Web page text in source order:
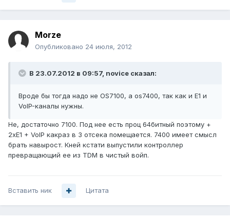
Morze
Опубликовано 24 июля, 2012
В 23.07.2012 в 09:57, novice сказал:
Вроде бы тогда надо не OS7100, а os7400, так как и Е1 и
VoIP-каналы нужны.
Не, достаточно 7100. Под нее есть проц 64битный поэтому +
2xE1 + VoIP какраз в 3 отсека помещается. 7400 имеет смысл
брать навырост. Кней кстати выпустили контроллер
превращающий ее из TDM в чистый войп.
Вставить ник Цитата